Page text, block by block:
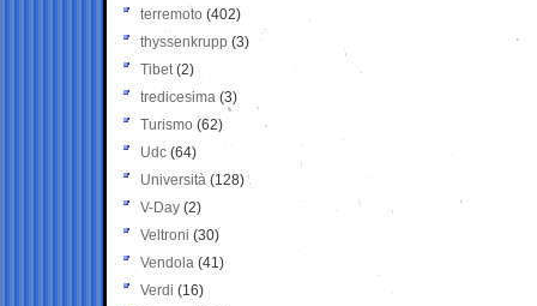
terremoto (402)
thyssenkrupp (3)
Tibet(2)
tredicesima (3)
Turismo (62)
Udc (64)
Università (128)
V-Day (2)
Veltroni (30)
Vendola (41)
Verdi (16)